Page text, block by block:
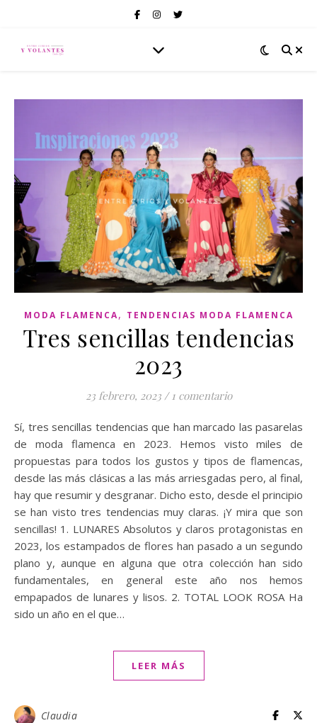
MODA FLAMENCA, TENDENCIAS MODA FLAMENCA
Tres sencillas tendencias
2023
23 febrero, 2023 / 1 comentario
Sí, tres sencillas tendencias que han marcado las pasarelas
de moda flamenca en 2023. Hemos visto miles de
propuestas para todos los gustos y tipos de flamencas,
desde las más clásicas a las más arriesgadas pero, al final,
hay que resumir y desgranar. Dicho esto, desde el principio
se han visto tres tendencias muy claras. ¡Y mira que son
sencillas! 1. LUNARES Absolutos y claros protagonistas en
2023, los estampados de flores han pasado a un segundo
plano y, aunque en alguna que otra colección han sido
fundamentales, en general este año nos hemos
empapados de lunares y lisos. 2. TOTAL LOOK ROSA Ha
sido un año en el que…
LEER MÁS
Claudia